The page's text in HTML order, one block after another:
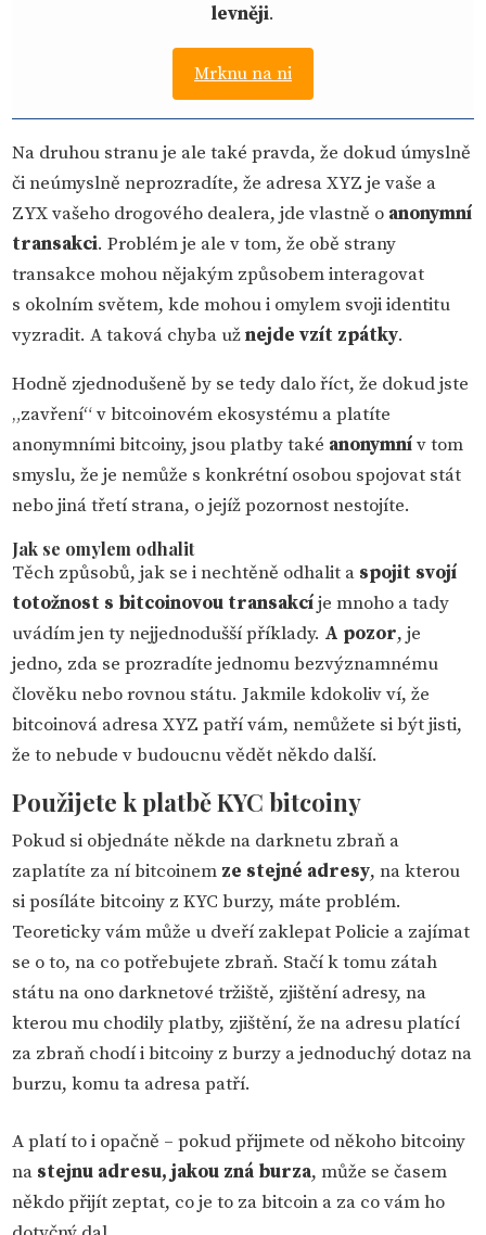
levněji.
Mrknu na ni
Na druhou stranu je ale také pravda, že dokud úmyslně
či neúmyslně neprozradíte, že adresa XYZ je vaše a
ZYX vašeho drogového dealera, jde vlastně o anonymní
transakci. Problém je ale v tom, že obě strany
transakce mohou nějakým způsobem interagovat
s okolním světem, kde mohou i omylem svoji identitu
vyzradit. A taková chyba užnejde vzít zpátky.
Hodně zjednodušeně by se tedy dalo říct, že dokud jste
„zavření“ v bitcoinovém ekosystému a platíte
anonymními bitcoiny, jsou platby také anonymnív tom
smyslu, že je nemůže s konkrétní osobou spojovat stát
nebo jiná třetí strana, o jejíž pozornost nestojíte.
Jak se omylem odhalit
Těch způsobů, jak se i nechtěně odhalit a spojit svojí
totožnost s bitcoinovou transakcíje mnoho a tady
uvádím jen ty nejjednodušší příklady. A pozor, je
jedno, zda se prozradíte jednomu bezvýznamnému
člověku nebo rovnou státu. Jakmile kdokoliv ví, že
bitcoinová adresa XYZ patří vám, nemůžete si být jisti,
že to nebude v budoucnu vědět někdo další.
Použijete k platbě KYC bitcoiny
Pokud si objednáte někde na darknetu zbraň a
zaplatíte za ní bitcoinem ze stejné adresy, na kterou
si posíláte bitcoiny z KYC burzy, máte problém.
Teoreticky vám může u dveří zaklepat Policie a zajímat
se o to, na co potřebujete zbraň. Stačí k tomu zátah
státu na ono darknetové tržiště, zjištění adresy, na
kterou mu chodily platby, zjištění, že na adresu platící
za zbraň chodí i bitcoiny z burzy a jednoduchý dotaz na
burzu, komu ta adresa patří.
A platí to i opačně – pokud přijmete od někoho bitcoiny
na stejnu adresu, jakou zná burza, může se časem
někdo přijít zeptat, co je to za bitcoin a za co vám ho